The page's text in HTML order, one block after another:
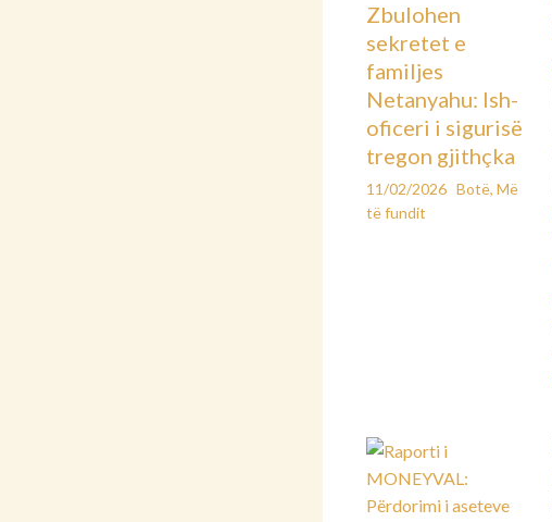
Zbulohen
sekretet e
familjes
Netanyahu: Ish-
oficeri i sigurisë
tregon gjithçka
11/02/2026 Botë, Më
të fundit